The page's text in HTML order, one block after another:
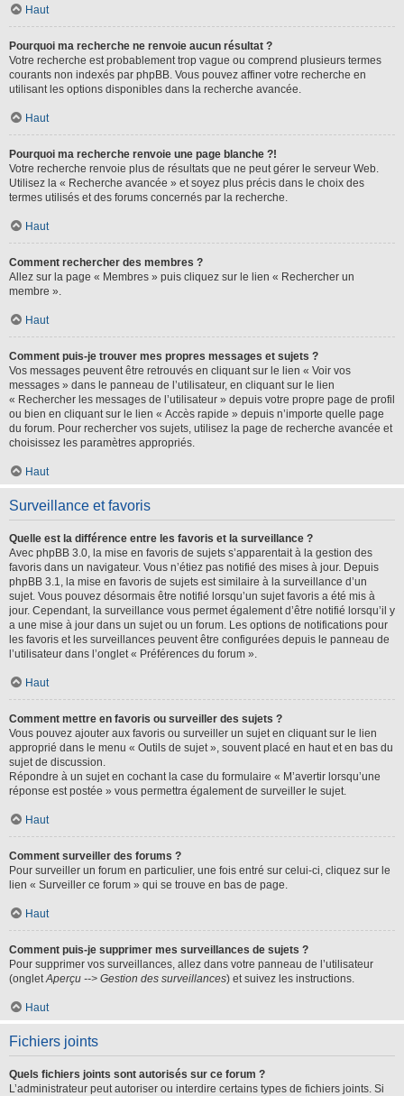
Haut
Pourquoi ma recherche ne renvoie aucun résultat ?
Votre recherche est probablement trop vague ou comprend plusieurs termes
courants non indexés par phpBB. Vous pouvez affiner votre recherche en
utilisant les options disponibles dans la recherche avancée.
Haut
Pourquoi ma recherche renvoie une page blanche ?!
Votre recherche renvoie plus de résultats que ne peut gérer le serveur Web.
Utilisez la « Recherche avancée » et soyez plus précis dans le choix des
termes utilisés et des forums concernés par la recherche.
Haut
Comment rechercher des membres ?
Allez sur la page « Membres » puis cliquez sur le lien « Rechercher un
membre ».
Haut
Comment puis-je trouver mes propres messages et sujets ?
Vos messages peuvent être retrouvés en cliquant sur le lien « Voir vos
messages » dans le panneau de l’utilisateur, en cliquant sur le lien
« Rechercher les messages de l’utilisateur » depuis votre propre page de profil
ou bien en cliquant sur le lien « Accès rapide » depuis n’importe quelle page
du forum. Pour rechercher vos sujets, utilisez la page de recherche avancée et
choisissez les paramètres appropriés.
Haut
Surveillance et favoris
Quelle est la différence entre les favoris et la surveillance ?
Avec phpBB 3.0, la mise en favoris de sujets s’apparentait à la gestion des
favoris dans un navigateur. Vous n’étiez pas notifié des mises à jour. Depuis
phpBB 3.1, la mise en favoris de sujets est similaire à la surveillance d’un
sujet. Vous pouvez désormais être notifié lorsqu’un sujet favoris a été mis à
jour. Cependant, la surveillance vous permet également d’être notifié lorsqu’il y
a une mise à jour dans un sujet ou un forum. Les options de notifications pour
les favoris et les surveillances peuvent être configurées depuis le panneau de
l’utilisateur dans l’onglet « Préférences du forum ».
Haut
Comment mettre en favoris ou surveiller des sujets ?
Vous pouvez ajouter aux favoris ou surveiller un sujet en cliquant sur le lien
approprié dans le menu « Outils de sujet », souvent placé en haut et en bas du
sujet de discussion.
Répondre à un sujet en cochant la case du formulaire « M’avertir lorsqu’une
réponse est postée » vous permettra également de surveiller le sujet.
Haut
Comment surveiller des forums ?
Pour surveiller un forum en particulier, une fois entré sur celui-ci, cliquez sur le
lien « Surveiller ce forum » qui se trouve en bas de page.
Haut
Comment puis-je supprimer mes surveillances de sujets ?
Pour supprimer vos surveillances, allez dans votre panneau de l’utilisateur
(ongletAperçu --> Gestion des surveillances) et suivez les instructions.
Haut
Fichiers joints
Quels fichiers joints sont autorisés sur ce forum ?
L’administrateur peut autoriser ou interdire certains types de fichiers joints. Si